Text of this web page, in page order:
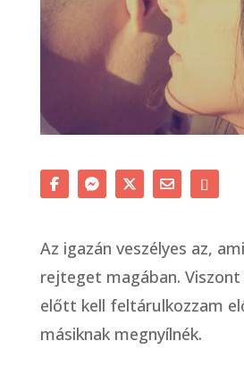
Az igazán veszélyes az,
rejteget magában.
előtt kell feltárulkozzam
másiknak megnyílnék.